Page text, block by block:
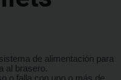
de alimentación para
al brasero.